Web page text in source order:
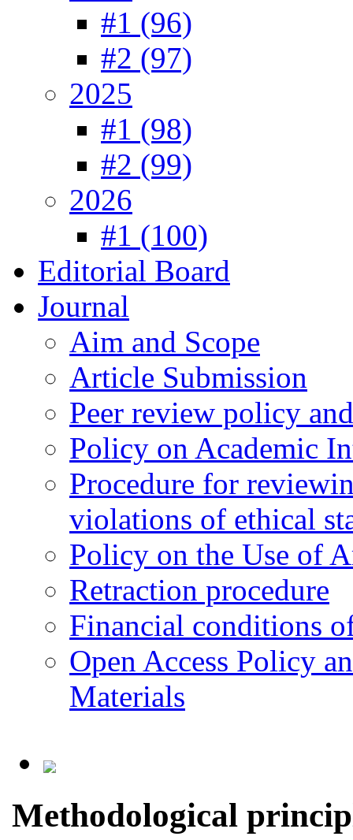
#1 (96)
#2 (97)
2025
#1 (98)
#2 (99)
2026
#1 (100)
Editorial Board
Journal
Aim and Scope
Article Submission
Peer review policy
Policy on Academic
Procedure for
violations of ethical
Policy on the Use of
Retraction procedure
Financial conditions
Open Access Policy
Materials
Methodological